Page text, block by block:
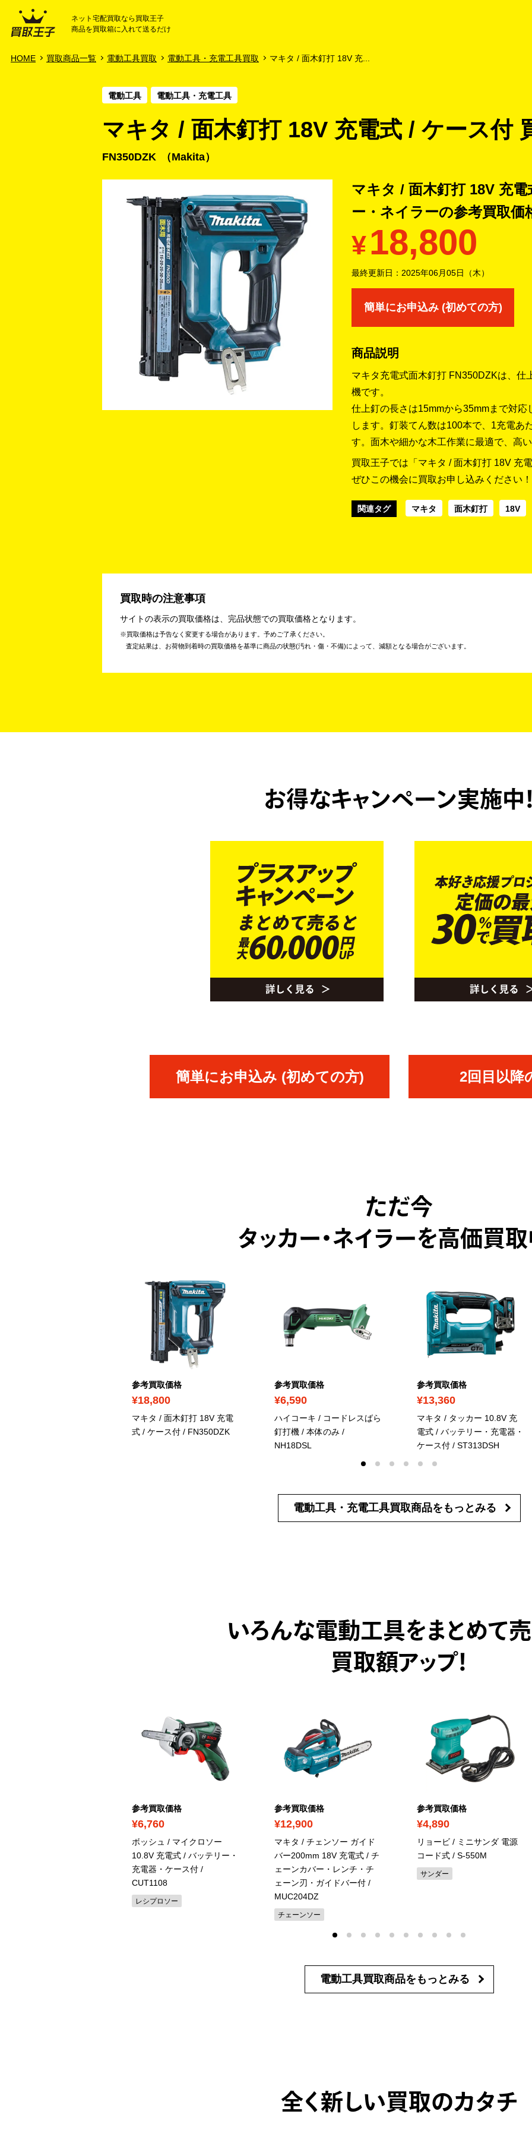
HOME
ネット宅配買取なら買取王子
商品を買取箱に入れて送るだけ
HOME 買取商品一覧 電動工具買取 電動工具・充電工具買取 マキタ / 面木釘打 18V 充...
電動工具 電動工具・充電工具
マキタ / 面木釘打 18V 充電式 / ケース付
FN350DZK Makita
マキタ / 面木釘打 18V 充
ー・ネイラーの参考買取価
¥18,800
最終更新日： 2025年06月05日（木）
簡単にお申込み (初めての方)
商品説明
マキタ充電式面木釘打 FN350DZKは、仕
機です。
仕上釘の長さは15mmから35mmまで対
します。釘装てん数は100本で、1充電あ
す。面木や細かな木工作業に最適で、高
買取王子では「マキタ / 面木釘打 18V 充
ぜひこの機会に買取お申し込みください！
関連タグ マキタ 面木釘打 18V
買取時の注意事項
サイトの表示の買取価格は、完品状態での買取価格となります。
買取価格は予告なく変更する場合があります。予めご了承ください。
査定結果は、お荷物到着時の買取価格を基準に商品の状態(汚れ・傷・不備)によって、減額となる場合がございます。
お得なキャンペーン実施中
簡単にお申込み (初めての方) 2回目以降
ただ今
タッカー・ネイラーを高価買取
参考買取価格
¥18,800
マキタ / 面木釘打 18V 充電
式 / ケース付 / FN350DZK
参考買取価格
¥6,590
ハイコーキ / コードレスばら
釘打機 / 本体のみ /
NH18DSL
参考買取価格
¥13,360
マキタ / タッカー 10.8V 充
電式 / バッテリー・充電器・
ケース付 / ST313DSH
電動工具・充電工具買取商品を もっとみる
いろんな電動工具をまとめて
買取額アップ！
参考買取価格
¥6,760
ボッシュ / マイクロソー
10.8V 充電式 / バッテリー・
充電器・ケース付 /
CUT1108
レシプロソー
参考買取価格
¥12,900
マキタ / チェンソー ガイド
バー200mm 18V 充電式 / ‎チ
ェーンカバー・レンチ・チ
ェーン刃・ガイドバー付 /
MUC204DZ
チェーンソー
参考買取価格
¥4,890
リョービ / ミニサンダ 電源
コード式 / S-550M
サンダー
電動工具買取商品を もっとみる
全く新しい買取のカタチ